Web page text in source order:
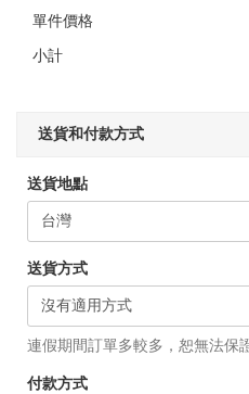
單件價格
小計
送貨和付款方式
送貨地點
送貨方式
連假期間訂單多較多，恕無法保
付款方式